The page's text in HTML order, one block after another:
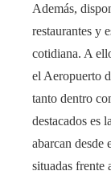
Además,
restaurantes y
cotidiana. A
el Aeropuerto
tanto dentro
destacados es
abarcan desde
situadas frente